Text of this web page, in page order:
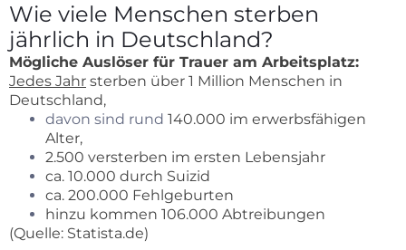
Wie viele Menschen sterben
jährlich in Deutschland?
Mögliche Auslöser für Trauer am Arbeitsplatz:
Jedes Jahr sterben über 1 Million Menschen in
Deutschland,
davon sind rund 140.000 im erwerbsfähigen
Alter,
2.500 versterben im ersten Lebensjahr
ca. 10.000 durch Suizid
ca. 200.000 Fehlgeburten
hinzu kommen 106.000 Abtreibungen
(Quelle: Statista.de)